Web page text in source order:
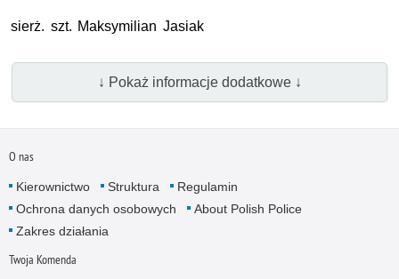
sierż. szt. Maksymilian Jasiak
↓ Pokaż informacje dodatkowe ↓
O nas
Kierownictwo Struktura
Regulamin
Ochrona danych osobowych
About Polish Police
Zakres działania
Twoja Komenda